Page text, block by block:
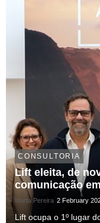
CONSULTORIA
Lift eleita, de
comunicação
Marta Pereira 2 February
Lift ocupa o 1º lugar